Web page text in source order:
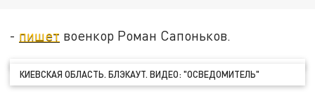
- пишет военкор Роман Сапоньков.
КИЕВСКАЯ ОБЛАСТЬ. БЛЭКАУТ. ВИДЕО: "ОСВЕДОМИТЕЛЬ"